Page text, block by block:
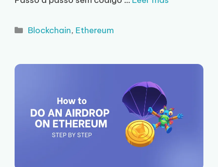
Categorias
Blockchain, Ethereum